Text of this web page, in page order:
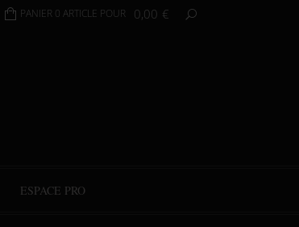
PANIER 0 ARTICLE POUR 0,00 €
ESPACE PRO